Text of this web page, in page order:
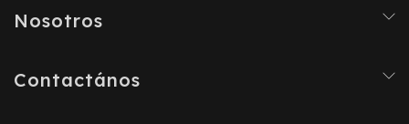
Nosotros
Contactános